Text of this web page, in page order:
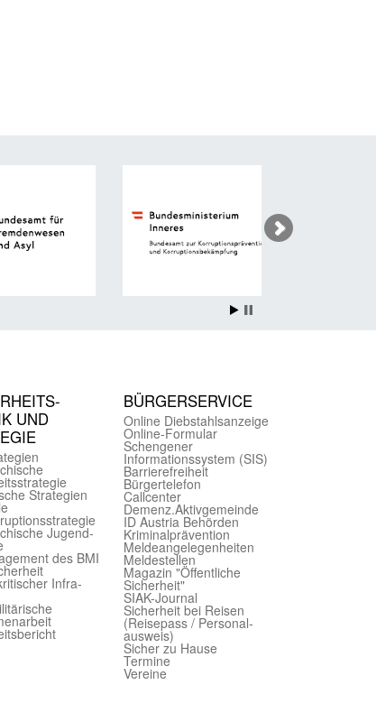
UND
Strategien
Jugend­
des BMI
Infra­
BÜRGER­SERVICE
Online Diebstahls­anzeige
Online-Formular
Schengener
Informationssystem (SIS)
Barriere­freiheit
Bürger­telefon
Call­center
Demenz.Aktiv­gemeinde
ID Austria Behörden
Kriminal­prävention
Melde­an­ge­le­gen­heiten
Meld­estellen
Magazin "Öffentliche
Sicherheit"
SIAK-Journal
Sicherheit bei Reisen
(Reise­pass / Personal­
ausweis)
Sicher zu Hause
Termine
Vereine